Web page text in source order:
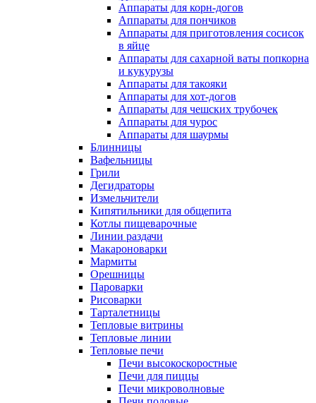
Аппараты для корн-догов
Аппараты для пончиков
Аппараты для приготовления сосисок
в яйце
Аппараты для сахарной ваты попкорна
и кукурузы
Аппараты для такояки
Аппараты для хот-догов
Аппараты для чешских трубочек
Аппараты для чурос
Аппараты для шаурмы
Блинницы
Вафельницы
Грили
Дегидраторы
Измельчители
Кипятильники для общепита
Котлы пищеварочные
Линии раздачи
Макароноварки
Мармиты
Орешницы
Пароварки
Рисоварки
Тарталетницы
Тепловые витрины
Тепловые линии
Тепловые печи
Печи высокоскоростные
Печи для пиццы
Печи микроволновые